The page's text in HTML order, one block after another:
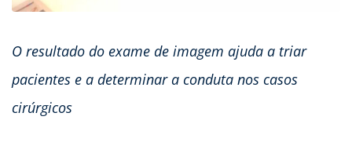
O resultado do exame de imagem ajuda a triar
pacientes e a determinar a conduta nos casos
cirúrgicos